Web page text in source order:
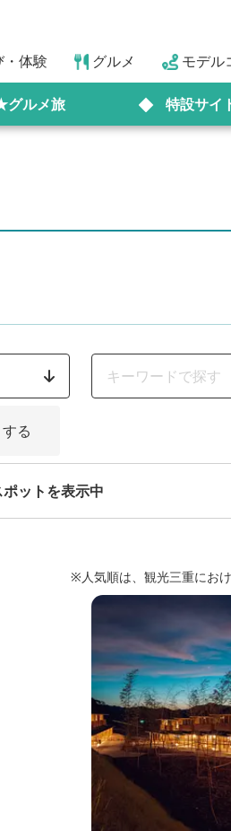
・体験 グルメ モデル
グルメ旅 特設サイ
る
ットを表示中
※人気順は、観光三重にお